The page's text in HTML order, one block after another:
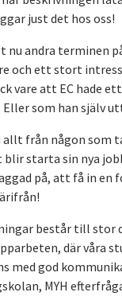
just det hos oss!
nu andra terminen
och ett stort
vare att EC hade
som han själv
allt från någon som
blir starta sin nya
på, att få in
består till stor
där våra
med god
MYH